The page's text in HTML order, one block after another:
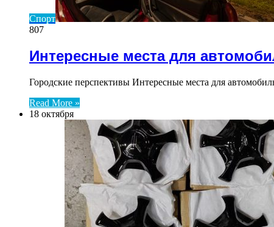
Спорт
807
Интересные места для
Городские перспективы Интересные места для
Read More »
18 октября